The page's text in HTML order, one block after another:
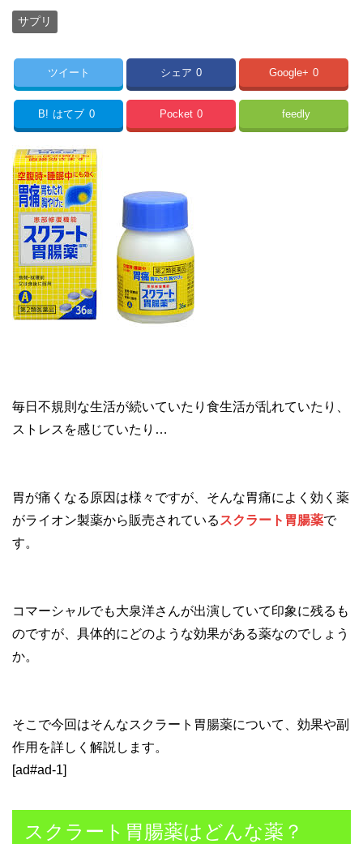
サプリ
ツイート シェア 0 Google+ 0
B! はてブ 0 Pocket 0 feedly
毎日不規則な生活が続いていたり食生活が乱れていたり、
ストレスを感じていたり…
胃が痛くなる原因は様々ですが、そんな胃痛によく効く薬
がライオン製薬から販売されている スクラート胃腸薬で
す。
コマーシャルでも大泉洋さんが出演していて印象に残るも
のですが、具体的にどのような効果がある薬なのでしょう
か。
そこで今回はそんなスクラート胃腸薬について、効果や副
作用を詳しく解説します。
[ad#ad-1]
スクラート胃腸薬はどんな薬？